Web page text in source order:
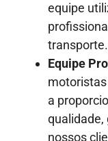
equipe
transporte.
Equipe
a
qualidade,
nossos